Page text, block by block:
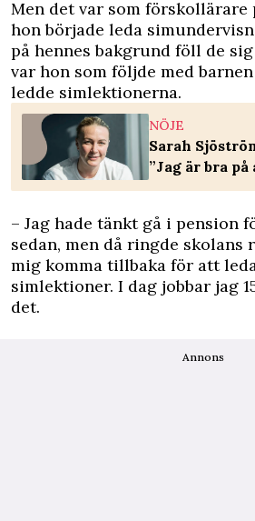
Men det var som förskollärare
hon började leda
på hennes bakgrund föll de
var hon som följde med
ledde simlektionerna.
NÖJE
Sarah
”Jag är bra
– Jag hade tänkt gå i pension
sedan, men då ringde skolans
mig komma tillbaka för att
simlektioner. I dag jobbar jag
det.
Annons